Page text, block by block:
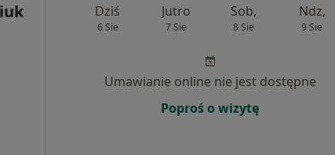
Dziś
6 Sie
Jutro
7 Sie
Sob,
8 Sie
Ndz,
9 Sie
Umawianie online nie jest dostępne
Poproś o wizytę